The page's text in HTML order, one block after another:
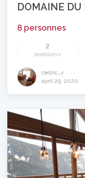
DOMAINE DU
8 personnes
2
bedrooms
cedric_v
april 29, 2020